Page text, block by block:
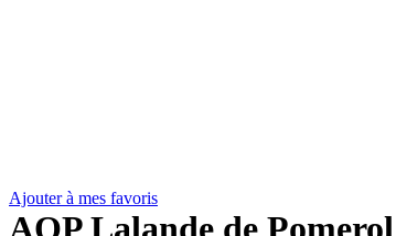
Ajouter à mes favoris